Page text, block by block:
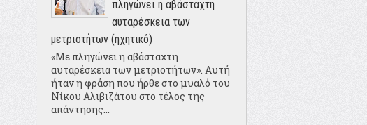
πληγώνει η αβάσταχτη
αυταρέσκεια των
μετριοτήτων (ηχητικό)
«Με πληγώνει η αβάσταχτη
αυταρέσκεια των μετριοτήτων». Αυτή
ήταν η φράση που ήρθε στο μυαλό του
Νίκου Αλιβιζάτου στο τέλος της
απάντησης...